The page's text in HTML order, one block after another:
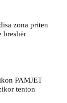
zona priten
breshër
PAMJET
tenton